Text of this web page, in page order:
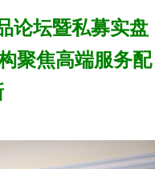
论坛暨私募实盘
聚焦高端服务配